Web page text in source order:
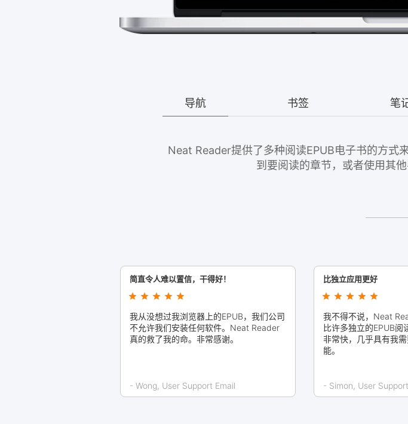
导航 书签 笔
Neat Reader提供了多种阅读EPUB电子书的方式
到要阅读的章节，或者使用其
简直令人难以置信，干得好！
我从没想过我浏览器上的EPUB，我们公司
不允许我们安装任何软件。Neat Reader
真的救了我的命。非常感谢。
- Wong, User Support Email
比独立应用更好
我不得不说，Neat
比许多独立的EPUB阅
非常快，几乎具有我
能。
- Simon, User